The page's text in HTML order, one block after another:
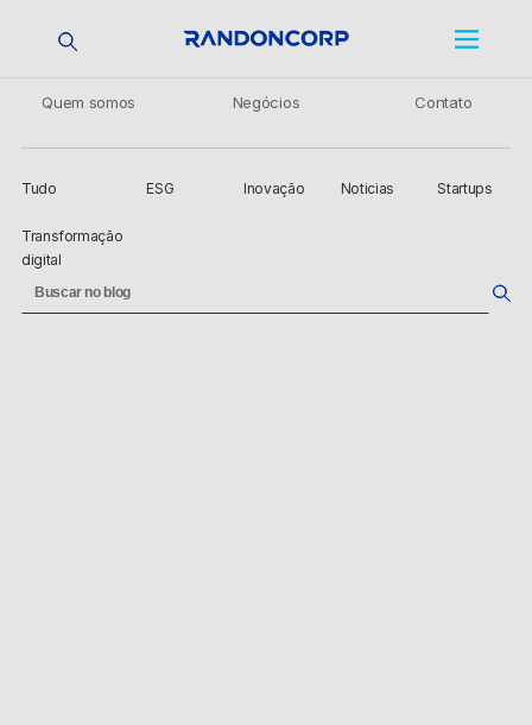
Quem somos Negócios Contato
Tudo ESG Inovação Noticias Startups
Transformação
digital